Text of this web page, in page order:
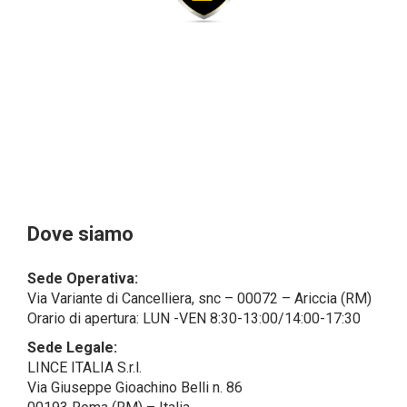
giuridiche sono in via generale escluse
dal campo di applicazione del GDPR (artt. 1 e 4 del
Alcuni segmenti dell’attività richiesta potrebbero
l’espletamento di alcune attività determinate a
società esterne che presentano le garanzie richieste
dal GDPR, abilitandole e a compiere
operazioni determinate per conto di LINCE ITALIA e
conformemente alle istruzioni fornite da
quest’ultima sulla base di specifico accordo per la
Dove siamo
Sede Operativa:
Via Variante di Cancelliera, snc – 00072 – Ariccia (RM)
Orario di apertura: LUN -VEN 8:30-13:00/14:00-17:30
Sede Legale:
LINCE ITALIA S.r.l.
Via Giuseppe Gioachino Belli n. 86